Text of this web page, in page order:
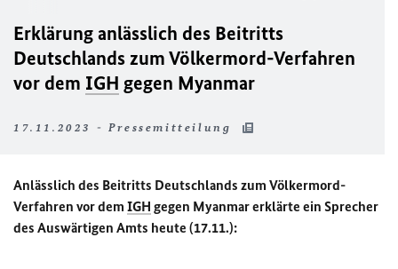
Erklärung anlässlich des Beitritts
Deutschlands zum Völkermord-Verfahren
vor dem IGH gegen Myanmar
17.11.2023 - Pressemitteilung
Anlässlich des Beitritts Deutschlands zum Völkermord-
Verfahren vor dem IGH gegen Myanmar erklärte ein Sprecher
des Auswärtigen Amts heute (17.11.):